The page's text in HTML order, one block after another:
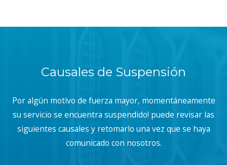
Causales de Suspensión
Por algún motivo de fuerza mayor, momentáneamente
su servicio se encuentra suspendido! puede revisar las
siguientes causales y retomarlo una vez que se haya
comunicado con nosotros.